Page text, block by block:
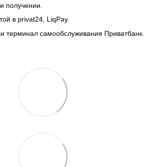
получении.
в privat24, LiqPay.
терминал самообслуживания Приватбанк.